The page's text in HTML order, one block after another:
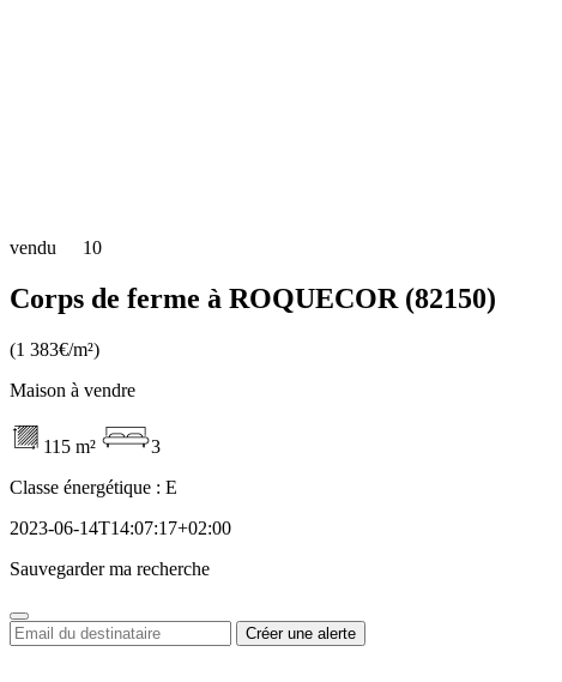
vendu 10
Corps de ferme à ROQUECOR (82150)
(1 383€/m²)
Maison à vendre
115 m²
3
Classe énergétique : E
2023-06-14T14:07:17+02:00
Sauvegarder ma recherche